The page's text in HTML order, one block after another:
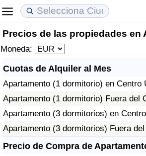
Precios de las propiedades en
Moneda:
Cuotas de Alquiler al Mes
Apartamento (1 dormitorio) en Centro
Apartamento (1 dormitorio) Fuera del
Apartamento (3 dormitorios) en
Apartamento (3 dormitorios) Fuera
Precio de Compra de
Coste de vida
Índice de Costo de Vida (Actual)
Índice de Costo de Vida
Índice de costo de vida por país
Precios de las propiedades
Índice de Precios de Inmuebles
Índice de Precios de Inmuebles
Índice de Precios de Inmuebles por
Calidad de Vida
Índice de Calidad de Vida
Índice de Calidad de Vida (Actual)
Índice de calidad de vida por país